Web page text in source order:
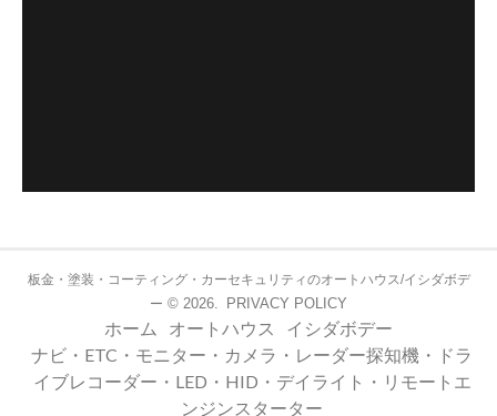
板金・塗装・コーティング・カーセキュリティのオートハウス/イシダボデ
ー © 2026. PRIVACY POLICY
ホーム オートハウス
イシダボデー
ナビ・ETC・モニター・カメラ・レーダー探知機・ドラ
イブレコーダー・LED・HID・デイライト・リモートエ
ンジンスターター